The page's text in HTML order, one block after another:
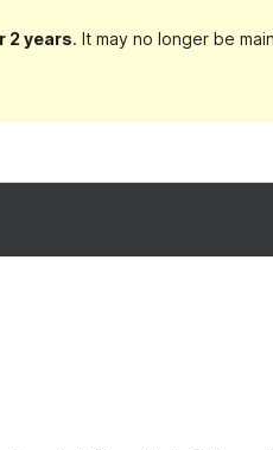
2 years. It may no longer be